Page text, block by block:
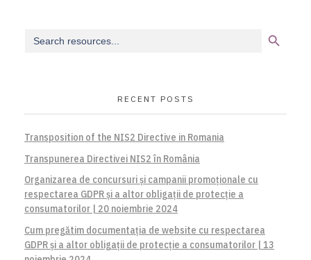
for:
RECENT POSTS
Transposition of the NIS2 Directive in Romania
Transpunerea Directivei NIS2 în România
Organizarea de concursuri și campanii promoționale cu
respectarea GDPR și a altor obligații de protecție a
consumatorilor | 20 noiembrie 2024
Cum pregătim documentația de website cu respectarea
GDPR și a altor obligații de protecție a consumatorilor | 13